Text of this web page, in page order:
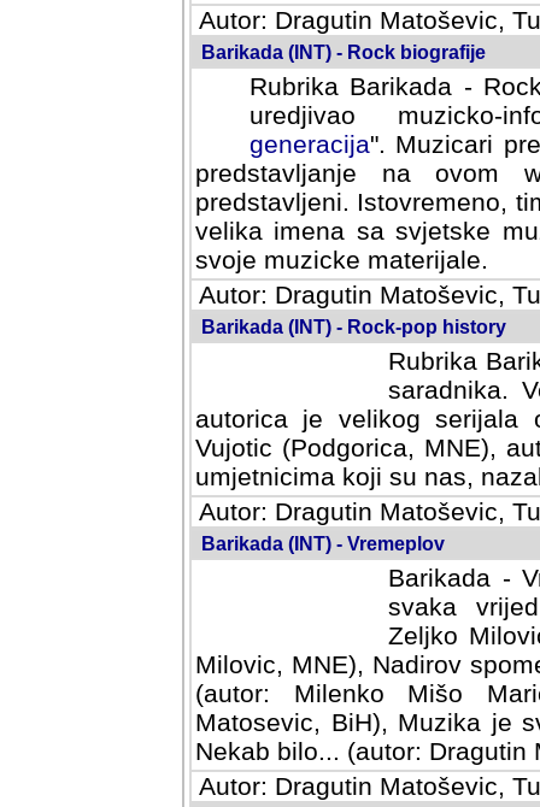
Autor: Dragutin Matoševic,
Barikada (INT) - Rock biografije
Rubrika Barikada -
uredjivao muzicko-
Muzicari predstavljeni u
na ovom web portalu
Istovremeno, tim nacinom
sa svjetske muzicke scene
materijale.
Autor: Dragutin Matoševic,
Barikada (INT) - Rock-pop history
Rubrika
saradnika.
autorica je velikog serijala
Vujotic (Podgorica, MNE),
umjetnicima koji su nas,
Autor: Dragutin Matoševic,
Barikada (INT) - Vremeplov
Barikada -
svaka
Milovic,
MNE), Nadirov spomenar
Milenko Mišo Maric, UK),
Muzika je svirala (autor:
(autor: Dragutin Matosevic,
Autor: Dragutin Matoševic,